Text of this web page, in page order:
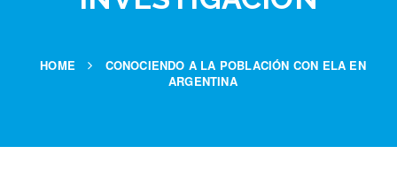
HOME
CONOCIENDO A LA POBLACIÓN CON ELA EN
ARGENTINA